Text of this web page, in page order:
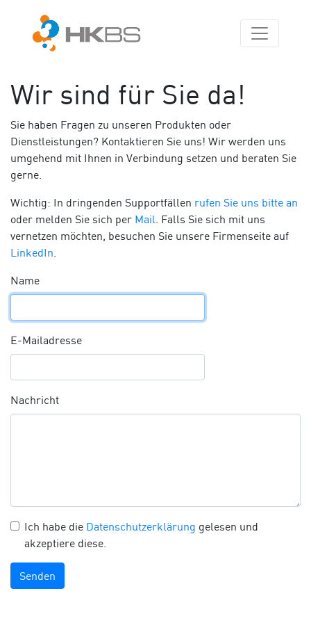
Wir sind für Sie da!
Sie haben Fragen zu unseren Produkten oder
Dienstleistungen? Kontaktieren Sie uns! Wir werden uns
umgehend mit Ihnen in Verbindung setzen und beraten Sie
gerne.
Wichtig: In dringenden Supportfällen rufen Sie uns bitte an
oder melden Sie sich per Mail. Falls Sie sich mit uns
vernetzen möchten, besuchen Sie unsere Firmenseite auf
LinkedIn.
Name
E-Mailadresse
Nachricht
Ich habe die Datenschutzerklärung gelesen und
akzeptiere diese.
Senden